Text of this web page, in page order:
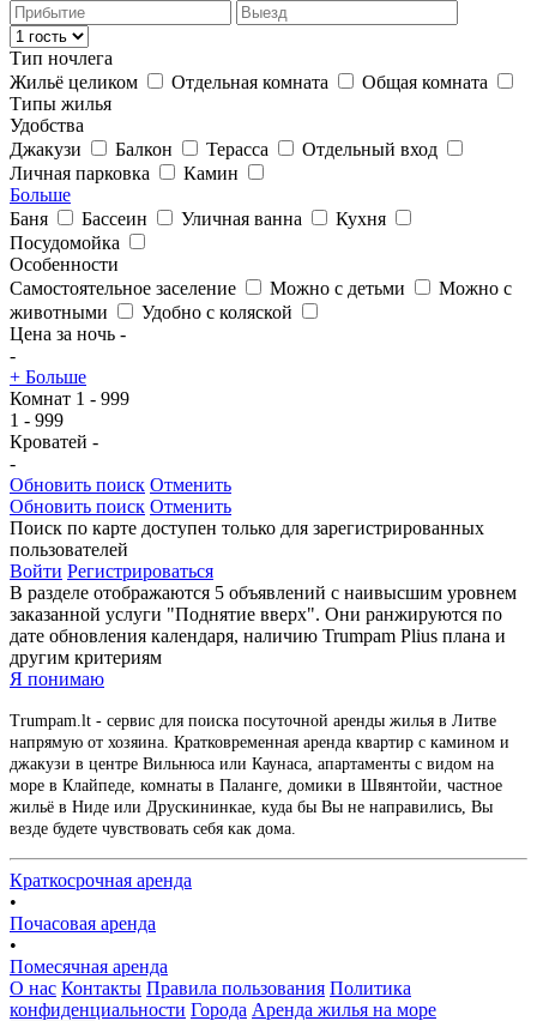
Тип ночлега
Жильё целиком
Отдельная комната
Общая комната
Типы жилья
Удобства
Джакузи
Балкон Терасса
Отдельный вход
Личная парковка
Камин
Больше
Баня
Бассеин Уличная ванна
Кухня
Посудомойка
Особенности
Самостоятельное заселение
Можно с детьми
Можно с
животными
Удобно с коляской
Цена за ночь -
-
+ Больше
Комнат 1 - 999
1 - 999
Кроватей -
-
Обновить поиск Отменить
Обновить поиск Отменить
Поиск по карте доступен только для зарегистрированных
пользователей
Войти Регистрироваться
В разделе отображаются 5 объявлений с наивысшим уровнем
заказанной услуги "Поднятие вверх". Они ранжируются по
дате обновления календаря, наличию Trumpam Plius плана и
другим критериям
Я понимаю
Trumpam.lt - сервис для поиска посуточной аренды жилья в Литве
напрямую от хозяина. Кратковременная аренда квартир с камином и
джакузи в центре Вильнюса или Каунаса, апартаменты с видом на
море в Клайпеде, комнаты в Паланге, домики в Швянтойи, частное
жильё в Ниде или Друскининкае, куда бы Вы не направились, Вы
везде будете чувствовать себя как дома.
Краткосрочная аренда
•
Почасовая аренда
•
Помесячная аренда
О нас Контакты Правила пользования Политика
конфиденциальности Города Аренда жилья на море